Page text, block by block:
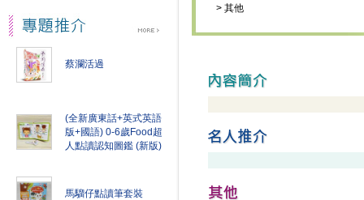
蔡瀾活過
(全新廣東話+英式英語
版+國語) 0-6歲Food超
人點讀認知圖鑑 (新版)
馬騮仔點讀筆套裝
> 其他